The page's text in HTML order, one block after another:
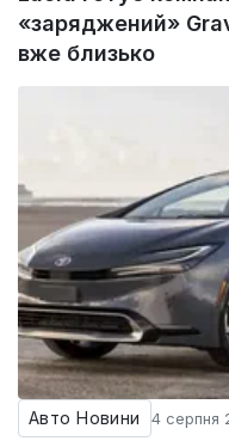
«заряджений»
вже близько
Авто Новини 4 серпня